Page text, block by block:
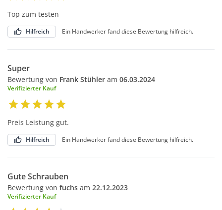
Top zum testen
Hilfreich Ein Handwerker fand diese Bewertung hilfreich.
Super
Bewertung von Frank Stühler am 06.03.2024
Verifizierter Kauf
Preis Leistung gut.
Hilfreich Ein Handwerker fand diese Bewertung hilfreich.
Gute Schrauben
Bewertung von fuchs am 22.12.2023
Verifizierter Kauf